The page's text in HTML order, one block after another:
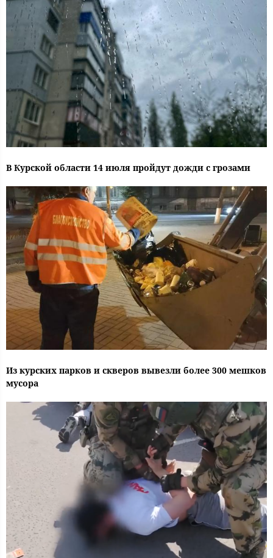
В Курской области 14 июля пройдут дожди с грозами
Из курских парков и скверов вывезли более 300 мешков
мусора